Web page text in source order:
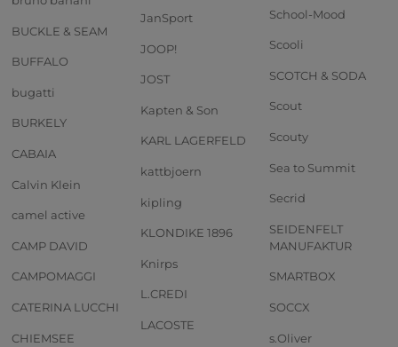
BUCKLE & SEAM
BUFFALO
bugatti
BURKELY
CABAIA
Calvin Klein
camel active
CAMP DAVID
CAMPOMAGGI
CATERINA LUCCHI
CHIEMSEE
JanSport
JOOP!
JOST
Kapten & Son
KARL LAGERFELD
kattbjoern
kipling
KLONDIKE 1896
Knirps
L.CREDI
LACOSTE
School-Mood
Scooli
SCOTCH & SODA
Scout
Scouty
Sea to Summit
Secrid
SEIDENFELT
MANUFAKTUR
SMARTBOX
SOCCX
s.Oliver